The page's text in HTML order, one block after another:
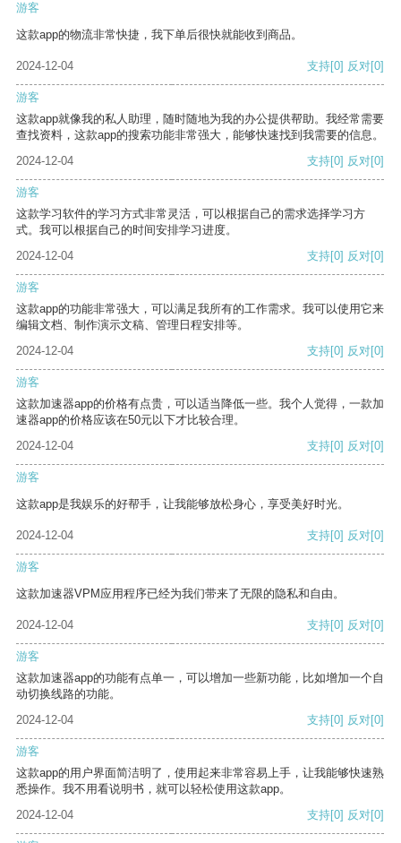
游客
这款app的物流非常快捷，我下单后很快就能收到商品。
2024-12-04 支持[0] 反对[0]
游客
这款app就像我的私人助理，随时随地为我的办公提供帮助。我经常需要
查找资料，这款app的搜索功能非常强大，能够快速找到我需要的信息。
2024-12-04
支持[0] 反对[0]
游客
这款学习软件的学习方式非常灵活，可以根据自己的需求选择学习方
式。我可以根据自己的时间安排学习进度。
2024-12-04
支持[0] 反对[0]
游客
这款app的功能非常强大，可以满足我所有的工作需求。我可以使用它来
编辑文档、制作演示文稿、管理日程安排等。
2024-12-04
支持[0] 反对[0]
游客
这款加速器app的价格有点贵，可以适当降低一些。我个人觉得，一款加
速器app的价格应该在50元以下才比较合理。
2024-12-04
支持[0] 反对[0]
游客
这款app是我娱乐的好帮手，让我能够放松身心，享受美好时光。
2024-12-04 支持[0] 反对[0]
游客
这款加速器VPM应用程序已经为我们带来了无限的隐私和自由。
2024-12-04 支持[0] 反对[0]
游客
这款加速器app的功能有点单一，可以增加一些新功能，比如增加一个自
动切换线路的功能。
2024-12-04
支持[0] 反对[0]
游客
这款app的用户界面简洁明了，使用起来非常容易上手，让我能够快速熟
悉操作。我不用看说明书，就可以轻松使用这款app。
2024-12-04
支持[0] 反对[0]